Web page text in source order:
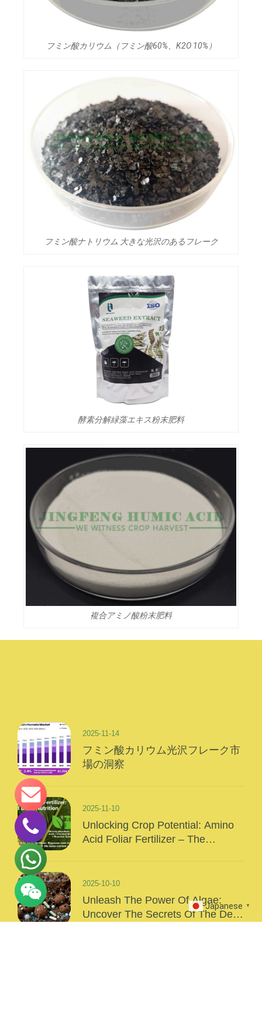
フミン酸カリウム（フミン酸60%、K2O 10%）​
フミン酸ナトリウム 大きな光沢のあるフレーク
酵素分解緑藻エキス粉末肥料
複合アミノ酸粉末肥料
フミン酸カリウム光沢フレーク市
場の洞察
2025-11-14
Unlocking Crop Potential: Amino
Acid Foliar Fertilizer – The
2025-11-10
Unleash The Power Of Algae:
Uncover The Secrets Of The Deep
2025-10-10
Japanese ▼